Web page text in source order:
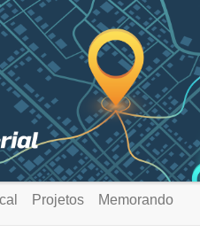
Projetos Memorando